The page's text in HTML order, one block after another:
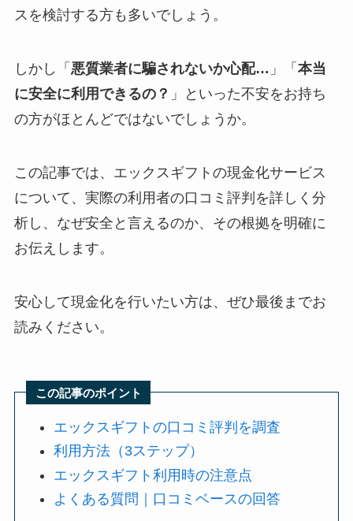
スを検討する方も多いでしょう。
しかし「 悪質業者に騙されないか心配… 」「 本当
に安全に利用できるの？ 」といった不安をお持ち
の方がほとんどではないでしょうか。
この記事では、エックスギフトの現金化サービス
について、実際の利用者の口コミ評判を詳しく分
析し、なぜ安全と言えるのか、その根拠を明確に
お伝えします。
安心して現金化を行いたい方は、ぜひ最後までお
読みください。
この記事のポイント
エックスギフトの口コミ評判を調査
利用方法（3ステップ）
エックスギフト利用時の注意点
よくある質問｜口コミベースの回答